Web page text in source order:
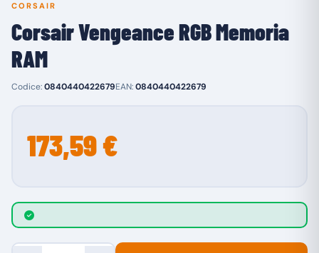
CORSAIR
Corsair Vengeance RGB Memoria
RAM
Codice:0840440422679EAN:0840440422679
173,59 €